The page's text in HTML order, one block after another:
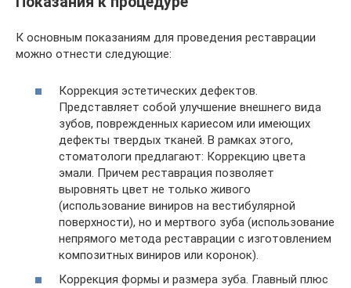
К основным показаниям для проведения реставрации
можно отнести следующие:
Коррекция эстетических дефектов.
Представляет собой улучшение внешнего вида
зубов, поврежденных кариесом или имеющих
дефекты твердых тканей. В рамках этого,
стоматологи предлагают: Коррекцию цвета
эмали. Причем реставрация позволяет
выровнять цвет не только живого
(использование виниров на вестибулярной
поверхности), но и мертвого зуба (использование
непрямого метода реставрации с изготовлением
композитных виниров или коронок).
Коррекция формы и размера зуба. Главный плюс